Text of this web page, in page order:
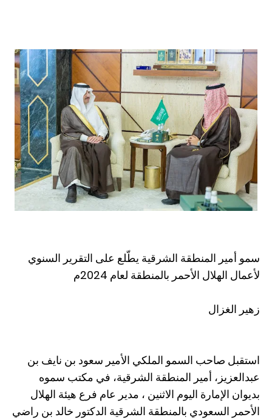
سمو أمير المنطقة الشرقية يطّلع على التقرير السنوي
لأعمال الهلال الأحمر بالمنطقة لعام 2024م
زهير الغزال
استقبل صاحب السمو الملكي الأمير سعود بن نايف بن
عبدالعزيز، أمير المنطقة الشرقية، في مكتب سموه
بديوان الإمارة اليوم الاثنين ، مدير عام فرع هيئة الهلال
الأحمر السعودي بالمنطقة الشرقية الدكتور خالد بن راضي